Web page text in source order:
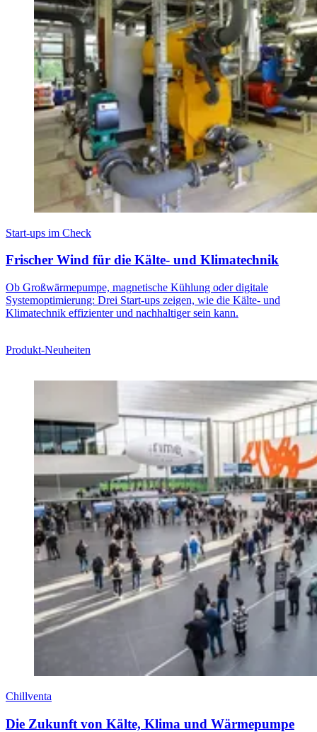
Start-ups im Check
Frischer Wind für die Kälte- und Klimatechnik
Ob Großwärmepumpe, magnetische Kühlung oder digitale
Systemoptimierung: Drei Start-ups zeigen, wie die Kälte- und
Klimatechnik effizienter und nachhaltiger sein kann.
Produkt-Neuheiten
Chillventa
Die Zukunft von Kälte, Klima und Wärmepumpe